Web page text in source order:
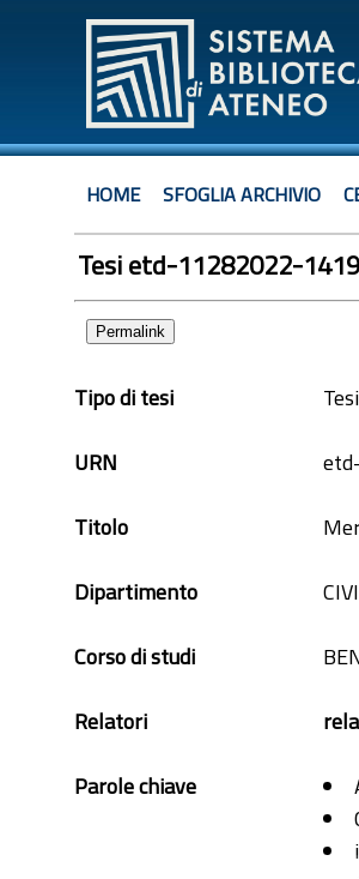
HOME SFOGLIA ARCHIVIO
Tesi etd-11282022-
Permalink
Tipo di tesi
URN
Titolo
Dipartimento
Corso di studi
Relatori
Parole chiave